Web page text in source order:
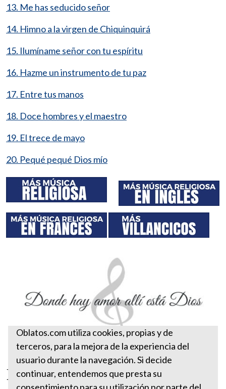
13. Me has seducido señor
14. Himno a la virgen de Chiquinquirá
15. Ilumíname señor con tu espíritu
16. Hazme un instrumento de tu paz
17. Entre tus manos
18. Doce hombres y el maestro
19. El trece de mayo
20. Pequé pequé Dios mío
Donde hay amor allí está Dios
Oblatos.com utiliza cookies, propias y de
terceros, para la mejora de la experiencia del
usuario durante la navegación. Si decide
continuar, entendemos que presta su